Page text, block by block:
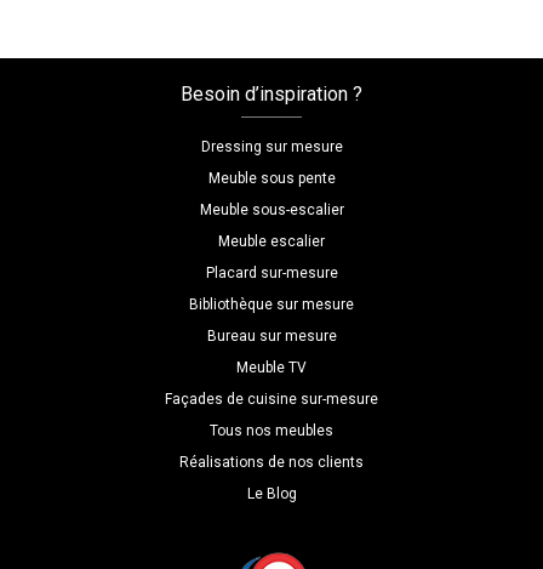
Besoin d’inspiration ?
Dressing sur mesure
Meuble sous pente
Meuble sous-escalier
Meuble escalier
Placard sur-mesure
Bibliothèque sur mesure
Bureau sur mesure
Meuble TV
Façades de cuisine sur-mesure
Tous nos meubles
Réalisations de nos clients
Le Blog